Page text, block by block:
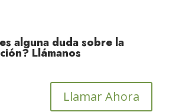
alguna duda sobre la
Llámanos
Llamar Ahora